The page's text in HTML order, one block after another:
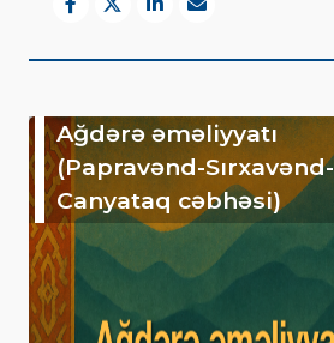
Ağdərə əməliyyatı
(Papravənd-Sırxavənd-
Canyataq cəbhəsi)